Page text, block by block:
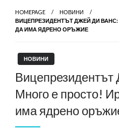
HOMEPAGE
НОВИНИ
ВИЦЕПРЕЗИДЕНТЪТ ДЖЕЙ ДИ
ДА ИМА ЯДРЕНО ОРЪЖИЕ
НОВИНИ
Много е просто!
има ядрено